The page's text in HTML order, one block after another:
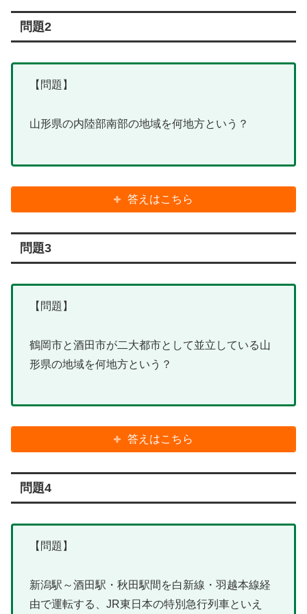
問題2
【問題】
山形県の内陸部南部の地域を何地方という？
答えはこちら
問題3
【問題】
鶴岡市と酒田市が二大都市として並立している山
形県の地域を何地方という？
答えはこちら
問題4
【問題】
新潟駅～酒田駅・秋田駅間を白新線・羽越本線経
由で運転する、JR東日本の特別急行列車といえ